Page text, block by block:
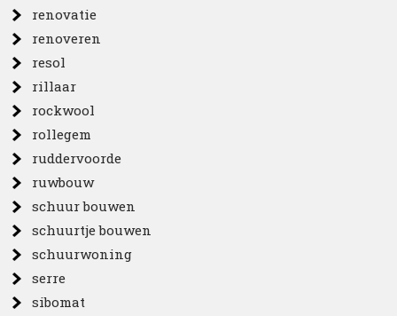
renovatie
renoveren
resol
rillaar
rockwool
rollegem
ruddervoorde
ruwbouw
schuur bouwen
schuurtje bouwen
schuurwoning
serre
sibomat